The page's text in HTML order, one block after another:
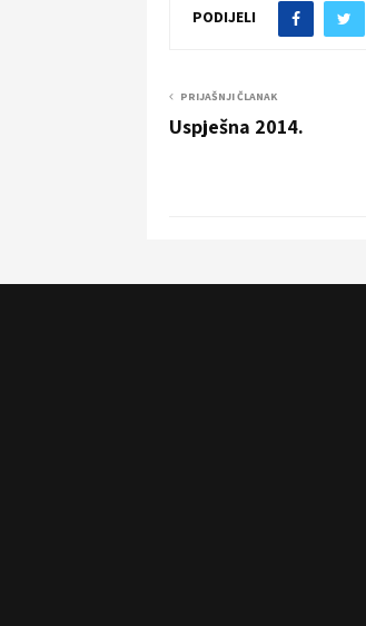
PODIJELI
PRIJAŠNJI ČLANAK
Uspješna 2014.